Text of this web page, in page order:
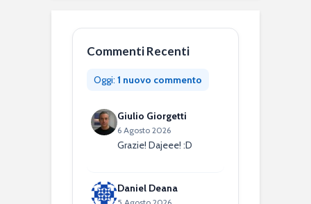
Commenti Recenti
Oggi: 1 nuovo commento
Giulio Giorgetti
6 Agosto 2026
Grazie! Dajeee! :D
Daniel Deana